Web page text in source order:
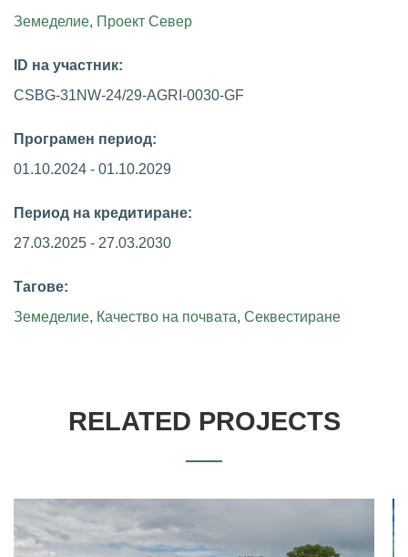
Земеделие, Проект Север
ID на участник:
CSBG-31NW-24/29-AGRI-0030-GF
Програмен период:
01.10.2024 - 01.10.2029
Период на кредитиране:
27.03.2025 - 27.03.2030
Тагове:
Земеделие, Качество на почвата, Секвестиране
RELATED PROJECTS